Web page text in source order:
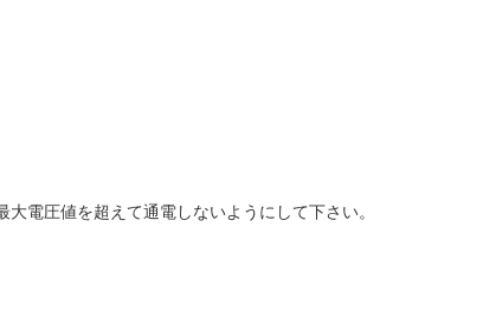
電圧値を超えて通電しないようにして下さい。